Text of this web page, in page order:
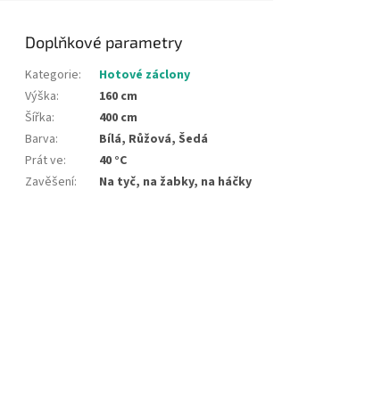
Doplňkové parametry
Kategorie:
Hotové záclony
Výška:
160 cm
Šířka:
400 cm
Barva:
Bílá, Růžová, Šedá
Prát ve:
40 °C
Zavěšení: Na tyč, na žabky, na háčky